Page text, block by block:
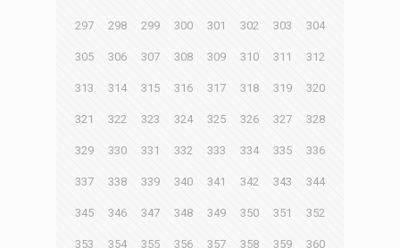
297 298 299 300 301 302 303 304
305 306 307 308 309 310 311 312
313 314 315 316 317 318 319 320
321 322 323 324 325 326 327 328
329 330 331 332 333 334 335 336
337 338 339 340 341 342 343 344
345 346 347 348 349 350 351 352
353 354 355 356 357 358 359 360